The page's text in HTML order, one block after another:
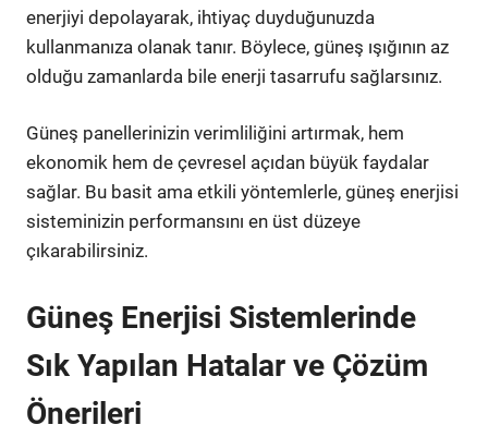
enerjiyi depolayarak, ihtiyaç duyduğunuzda
kullanmanıza olanak tanır. Böylece, güneş ışığının az
olduğu zamanlarda bile enerji tasarrufu sağlarsınız.
Güneş panellerinizin verimliliğini artırmak, hem
ekonomik hem de çevresel açıdan büyük faydalar
sağlar. Bu basit ama etkili yöntemlerle, güneş enerjisi
sisteminizin performansını en üst düzeye
çıkarabilirsiniz.
Güneş Enerjisi Sistemlerinde
Sık Yapılan Hatalar ve Çözüm
Önerileri